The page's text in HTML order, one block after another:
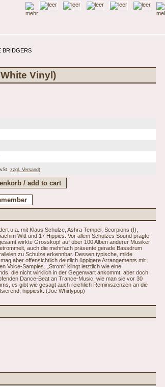
Vinyl)
zzgl. Versand)
u.a. mit Klaus Schulze, Ashra Tempel, Scorpions (!),
Witt und 17 Hippies. Vor allem Schulzes Sound prägte
wirkte Grosskopf auf über 100 Alben anderer Musiker
auch die mehrfach präsente gerade Bassdrum
zu Schulze erkennbar. Dessen typische, milde
aber offensichtlich deutlich üppigere Arrangements mit
Voice-Samples. „Strom“ klingt letztlich wie eine
die nicht wirklich in der Gegenwart ankommt, aber doch
Dance-Beat an Trance-Music, wie man sie vor 30
es gibt wie gesagt auch reichlich Reminiszenzen an die
hippiesk. (Joe Whirlypop)